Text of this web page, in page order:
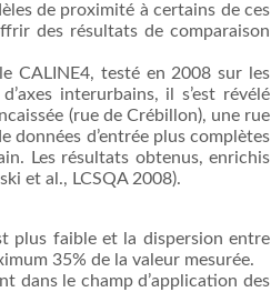
de proximité à certains de ces
des résultats de comparaison
CALINE4, testé en 2008 sur les
interurbains, il s’est révélé
(rue de Crébillon), une rue
données d’entrée plus complètes
Les résultats obtenus, enrichis
et al., LCSQA 2008).
plus faible et la dispersion entre
35% de la valeur mesurée.
dans le champ d’application des